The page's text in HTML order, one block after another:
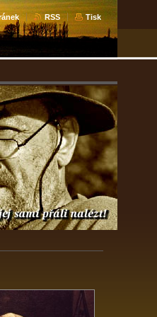
RSS Tisk